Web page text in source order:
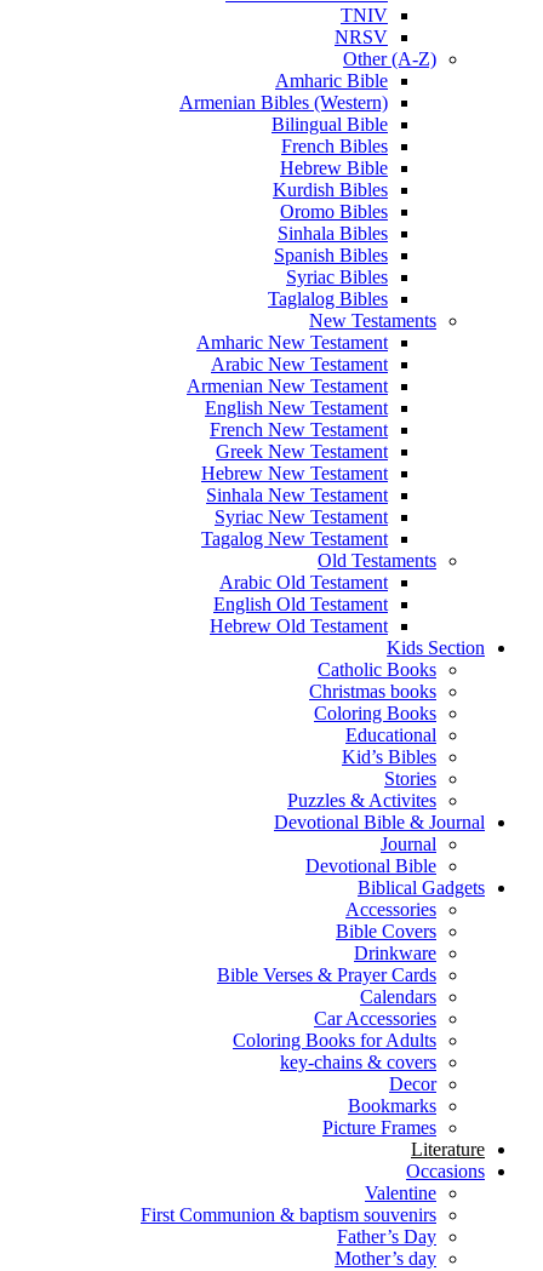
TNIV
NRSV
Other (A-Z)
Amharic Bible
Armenian Bibles (Western)
Bilingual Bible
French Bibles
Hebrew Bible
Kurdish Bibles
Oromo Bibles
Sinhala Bibles
Spanish Bibles
Syriac Bibles
Taglalog Bibles
New Testaments
Amharic New Testament
Arabic New Testament
Armenian New Testament
English New Testament
French New Testament
Greek New Testament
Hebrew New Testament
Sinhala New Testament
Syriac New Testament
Tagalog New Testament
Old Testaments
Arabic Old Testament
English Old Testament
Hebrew Old Testament
Kids Section
Catholic Books
Christmas books
Coloring Books
Educational
Kid’s Bibles
Stories
Puzzles & Activites
Devotional Bible & Journal
Journal
Devotional Bible
Biblical Gadgets
Accessories
Bible Covers
Drinkware
Bible Verses & Prayer Cards
Calendars
Car Accessories
Coloring Books for Adults
key-chains & covers
Decor
Bookmarks
Picture Frames
Literature
Occasions
Valentine
First Communion & baptism souvenirs
Father’s Day
Mother’s day